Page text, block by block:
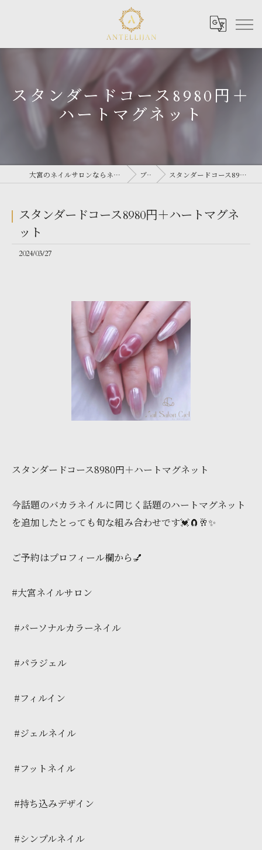
スタンダードコース8980円＋
ハートマグネット
大宮のネイルサロンならネイルサロン Antellijan 大宮 ブログ スタンダードコース8980円＋ハートマグネット
スタンダードコース8980円＋ハートマグネ
ット
2024/03/27
スタンダードコース8980円＋ハートマグネット
今話題のバカラネイルに同じく話題のハートマグネット
を追加したとっても旬な組み合わせです💓‪🧲🥂✨
ご予約はプロフィール欄から💅
#大宮ネイルサロン
#パーソナルカラーネイル
#パラジェル
#フィルイン
#ジェルネイル
#フットネイル
#持ち込みデザイン
#シンプルネイル